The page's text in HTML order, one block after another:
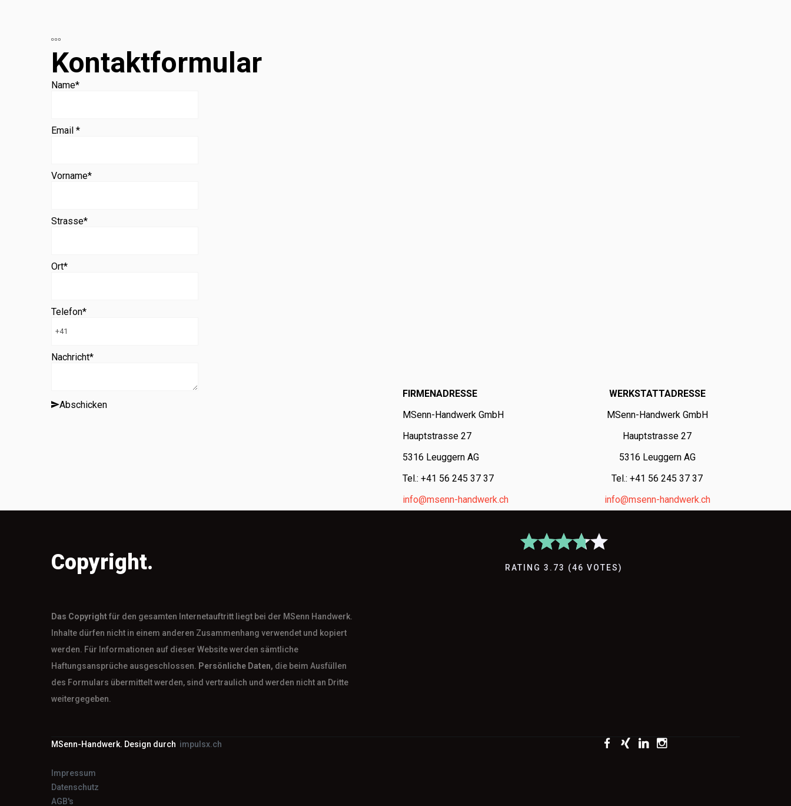
Kontaktformular
Name*
Email *
Vorname*
Strasse*
Ort*
Telefon*
Nachricht*
Abschicken
FIRMENADRESSE
MSenn-Handwerk GmbH
Hauptstrasse 27
5316 Leuggern AG
Tel.: +41 56 245 37 37
info@msenn-handwerk.ch
WERKSTATTADRESSE
MSenn-Handwerk GmbH
Hauptstrasse 27
5316 Leuggern AG
Tel.: +41 56 245 37 37
info@msenn-handwerk.ch
Copyright.
Das Copyrightfür den gesamten Internetauftritt liegt bei der MSenn Handwerk.
Inhalte dürfen nicht in einem anderen Zusammenhang verwendet und kopiert
werden. Für Informationen auf dieser Website werden sämtliche
Haftungsansprüche ausgeschlossen. Persönliche Daten, die beim Ausfüllen
des Formulars übermittelt werden, sind vertraulich und werden nicht an Dritte
weitergegeben.
RATING3.73 (46 VOTES)
MSenn-Handwerk. Design durch impulsx.ch
Impressum
Datenschutz
AGB's